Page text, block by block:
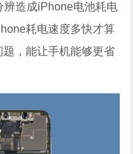
辨造成iPhone电池耗电
耗电速度多快才算
，能让手机能够更省